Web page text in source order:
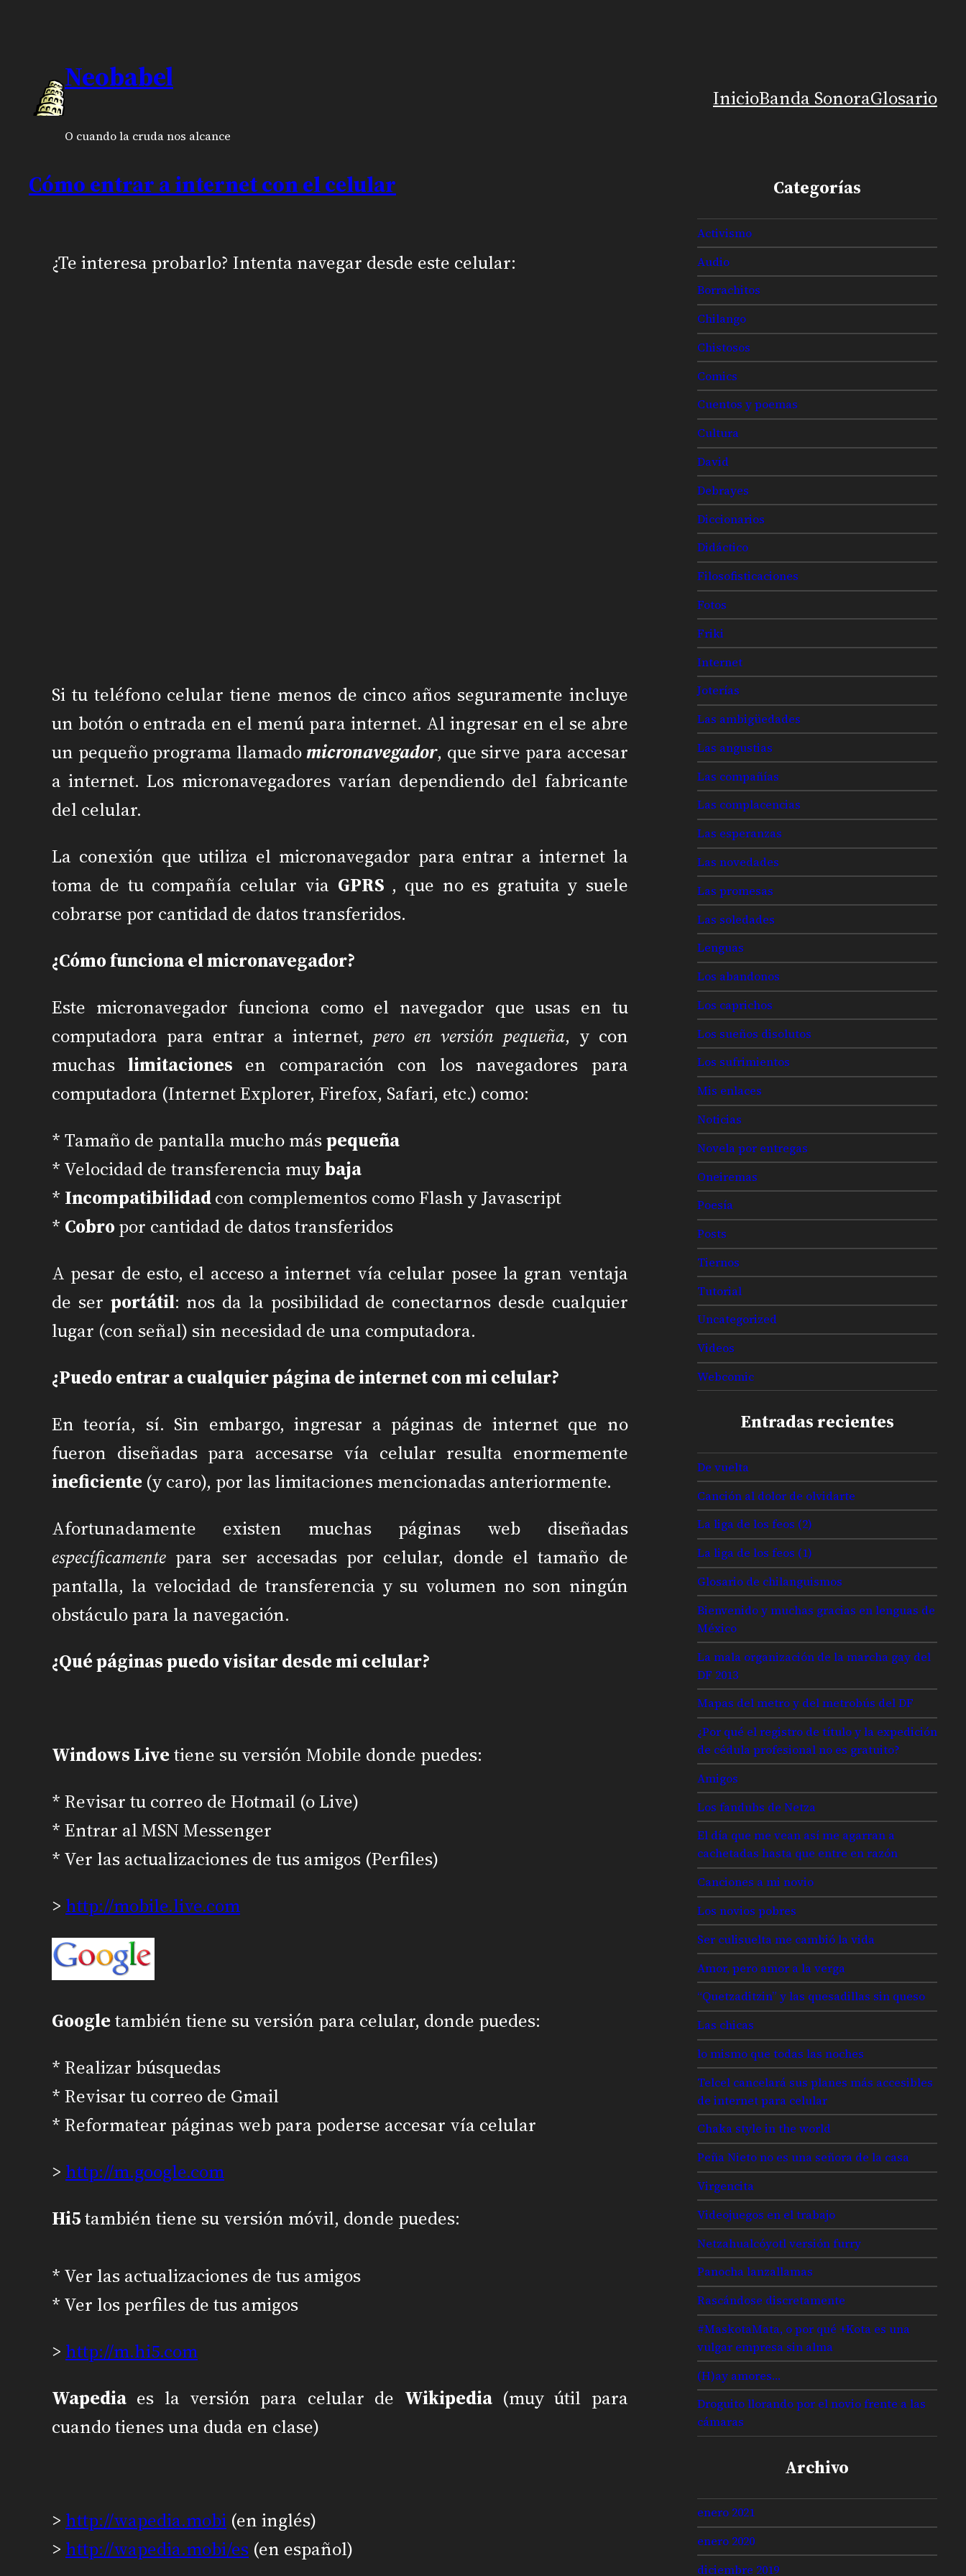
Neobabel
O cuando la cruda nos alcance
InicioBanda SonoraGlosario
Cómo entrar a internet con el celular
¿Te interesa probarlo? Intenta navegar desde este celular:
Si tu teléfono celular tiene menos de cinco años seguramente incluye
un botón o entrada en el menú para internet. Al ingresar en el se abre
un pequeño programa llamadomicronavegador, que sirve para accesar
a internet. Los micronavegadores varían dependiendo del fabricante
del celular.
La conexión que utiliza el micronavegador para entrar a internet la
toma de tu compañía celular via GPRS , que no es gratuita y suele
cobrarse por cantidad de datos transferidos.
¿Cómo funciona el micronavegador?
Este micronavegador funciona como el navegador que usas en tu
computadora para entrar a internet, pero en versión pequeña, y con
muchaslimitaciones en comparación con los navegadores para
computadora (Internet Explorer, Firefox, Safari, etc.) como:
* Tamaño de pantalla mucho máspequeña
* Velocidad de transferencia muybaja
* Incompatibilidadcon complementos como Flash y Javascript
* Cobropor cantidad de datos transferidos
A pesar de esto, el acceso a internet vía celular posee la gran ventaja
de ser portátil: nos da la posibilidad de conectarnos desde cualquier
lugar (con señal) sin necesidad de una computadora.
¿Puedo entrar a cualquier página de internet con mi celular?
En teoría, sí. Sin embargo, ingresar a páginas de internet que no
fueron diseñadas para accesarse vía celular resulta enormemente
ineficiente (y caro), por las limitaciones mencionadas anteriormente.
Afortunadamente existen muchas páginas web diseñadas
específicamente para ser accesadas por celular, donde el tamaño de
pantalla, la velocidad de transferencia y su volumen no son ningún
obstáculo para la navegación.
¿Qué páginas puedo visitar desde mi celular?
Windows Livetiene su versión Mobile donde puedes:
* Revisar tu correo de Hotmail (o Live)
* Entrar al MSN Messenger
* Ver las actualizaciones de tus amigos (Perfiles)
> http://mobile.live.com
Googletambién tiene su versión para celular, donde puedes:
* Realizar búsquedas
* Revisar tu correo de Gmail
* Reformatear páginas web para poderse accesar vía celular
> http://m.google.com
Hi5también tiene su versión móvil, donde puedes:
* Ver las actualizaciones de tus amigos
* Ver los perfiles de tus amigos
> http://m.hi5.com
Wapedia es la versión para celular de Wikipedia(muy útil para
cuando tienes una duda en clase)
> http://wapedia.mobi (en inglés)
> http://wapedia.mobi/es (en español)
Categorías
Activismo
Audio
Borrachitos
Chilango
Chistosos
Comics
Cuentos y poemas
Cultura
David
Debrayes
Diccionarios
Didáctico
Filosofisticaciones
Fotos
Friki
Internet
Joterías
Las ambigüedades
Las angustias
Las compañías
Las complacencias
Las esperanzas
Las novedades
Las promesas
Las soledades
Lenguas
Los abandonos
Los caprichos
Los sueños disolutos
Los sufrimientos
Mis enlaces
Noticias
Novela por entregas
Oneiremas
Poesía
Posts
Tiernos
Tutorial
Uncategorized
Videos
Webcomic
Entradas recientes
De vuelta
Canción al dolor de olvidarte
La liga de los feos (2)
La liga de los feos (1)
Glosario de chilanguismos
Bienvenido y muchas gracias en lenguas de
México
La mala organización de la marcha gay del
DF 2013
Mapas del metro y del metrobús del DF
¿Por qué el registro de título y la expedición
de cédula profesional no es gratuito?
Amigos
Los fandubs de Netza
El día que me vean así me agarran a
cachetadas hasta que entre en razón
Canciones a mi novio
Los novios pobres
Ser culisuelta me cambió la vida
Amor, pero amor a la verga
“Quetzaditzin” y las quesadillas sin queso
Las chicas
lo mismo que todas las noches
Telcel cancelará sus planes más accesibles
de internet para celular
Chaka style in the world
Peña Nieto no es una señora de la casa
Virgencita
Videojuegos en el trabajo
Netzahualcóyotl versión furry
Panocha lanzallamas
Rascándose discretamente
#MaskotaMata, o por qué +Kota es una
vulgar empresa sin alma
(H)ay amores…
Droguito llorando por el novio frente a las
cámaras
Archivo
enero 2021
enero 2020
diciembre 2019